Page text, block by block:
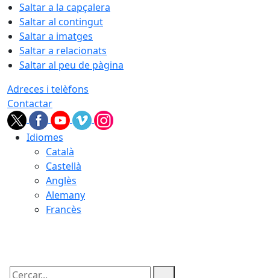
Saltar a la capçalera
Saltar al contingut
Saltar a imatges
Saltar a relacionats
Saltar al peu de pàgina
Adreces i telèfons
Contactar
Idiomes
Català
Castellà
Anglès
Alemany
Francès